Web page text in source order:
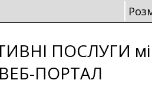
ПОСЛУГИ
ПОРТАЛ